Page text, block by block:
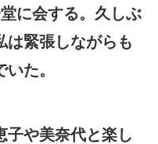
に会する。久しぶ
は緊張しながらも
た。
子や美奈代と楽し